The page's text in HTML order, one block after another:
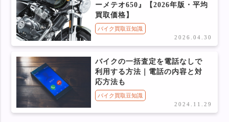
ーメテオ650』【2026年版・平均
買取価格】
バイク買取豆知識
2026.04.30
バイクの一括査定を電話なしで
利用する方法｜電話の内容と対
応方法も
バイク買取豆知識
2024.11.29